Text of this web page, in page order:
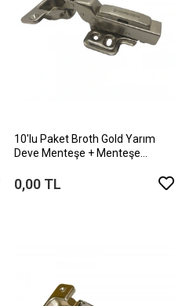
10'lu Paket Broth Gold Yarım
Deve Menteşe + Menteşe
0,00 TL